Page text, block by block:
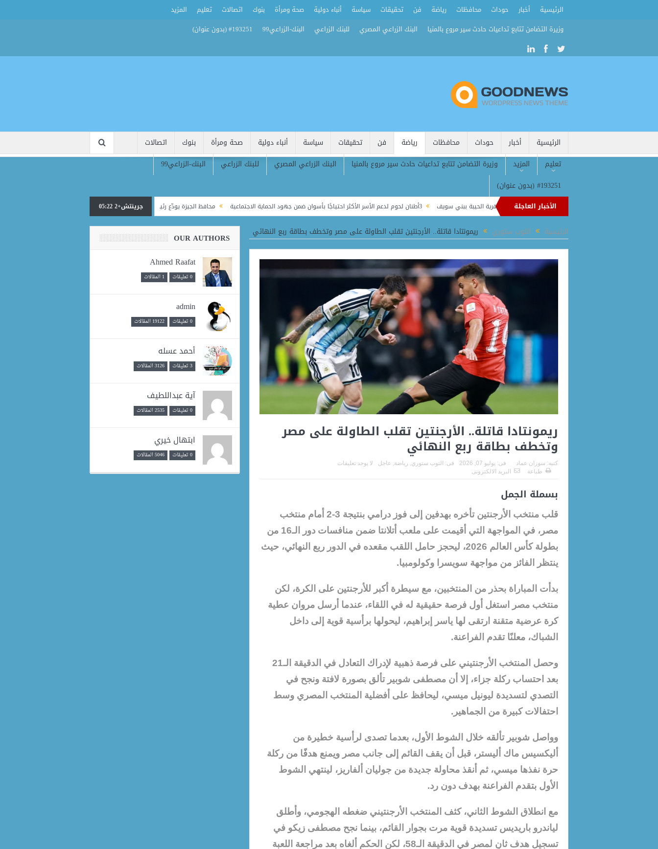
الرئيسية أخبار حوداث محافظات رياضة فن تحقيقات سياسة أنباء دولية صحة ومرأة بنوك اتصالات تعليم
المزيد
وزيرة التضامن تتابع تداعيات حادث سير مروع بالمنيا
البنك الزراعي المصري للبنك الزراعي البنك-الزراعي99 #193251 (بدون عنوان)
الرئيسية أخبار حوداث محافظات رياضة فن تحقيقات سياسة أنباء دولية صحة ومرأة بنوك
اتصالات
تعليم
المزيد وزيرة التضامن تتابع تداعيات حادث سير مروع بالمنيا البنك الزراعي المصري للبنك الزراعي
البنك-الزراعي99
#193251 (بدون عنوان)
الأخبار العاجلة 3أطنان لحوم لدعم الأسر الأكثر احتياجًا بأسوان ضمن جهود الحماية الاجتماعية محافظ الجيزة يودّع رئيس الوحدة المحلية بناهيا ويوجه برعاية أسرته بعد وفاته أثناء العمل
جرينتش+2 05:22
الرئيسية التوب ستوري ريمونتادا قاتلة.. الأرجنتين تقلب الطاولة على مصر وتخطف بطاقة ربع النهائي
ريمونتادا قاتلة.. الأرجنتين تقلب الطاولة على مصر
وتخطف بطاقة ربع النهائي
كتبه: سوزان عماد فى: يوليو 07, 2026 فى: التوب ستوري, رياضة, عاجل
لا يوجد تعليقات
طباعة
البريد الالكترونى
بسملة الجمل
قلب منتخب الأرجنتين تأخره بهدفين إلى فوز درامي بنتيجة 3-2 أمام منتخب
مصر، في المواجهة التي أقيمت على ملعب أتلانتا ضمن منافسات دور الـ16 من
بطولة كأس العالم 2026، ليحجز حامل اللقب مقعده في الدور ربع النهائي، حيث
ينتظر الفائز من مواجهة سويسرا وكولومبيا.
بدأت المباراة بحذر من المنتخبين، مع سيطرة أكبر للأرجنتين على الكرة، لكن
منتخب مصر استغل أول فرصة حقيقية له في اللقاء، عندما أرسل مروان عطية
كرة عرضية متقنة ارتقى لها ياسر إبراهيم، ليحولها برأسية قوية إلى داخل
الشباك، معلنًا تقدم الفراعنة.
وحصل المنتخب الأرجنتيني على فرصة ذهبية لإدراك التعادل في الدقيقة الـ21
بعد احتساب ركلة جزاء، إلا أن مصطفى شوبير تألق بصورة لافتة ونجح في
التصدي لتسديدة ليونيل ميسي، ليحافظ على أفضلية المنتخب المصري وسط
احتفالات كبيرة من الجماهير.
وواصل شوبير تألقه خلال الشوط الأول، بعدما تصدى لرأسية خطيرة من
أليكسيس ماك أليستر، قبل أن يقف القائم إلى جانب مصر ويمنع هدفًا من ركلة
حرة نفذها ميسي، ثم أنقذ محاولة جديدة من جوليان ألفاريز، لينتهي الشوط
الأول بتقدم الفراعنة بهدف دون رد.
مع انطلاق الشوط الثاني، كثف المنتخب الأرجنتيني ضغطه الهجومي، وأطلق
لياندرو باريديس تسديدة قوية مرت بجوار القائم، بينما نجح مصطفى زيكو في
تسجيل هدف ثانٍ لمصر في الدقيقة الـ58، لكن الحكم ألغاه بعد مراجعة اللعبة
OUR AUTHORS
Ahmed Raafat
0 تعليقات 1 المقالات
admin
0 تعليقات 19122 المقالات
أحمد عسله
3 تعليقات 3126 المقالات
آية عبداللطيف
0 تعليقات 2535 المقالات
ابتهال خيري
0 تعليقات 5046 المقالات